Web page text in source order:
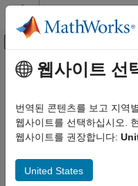
콘텐츠로 바로 가기
오프캔버스 탐
리소스
상태
주요 콘텐츠
웹사이트 선
번역된 콘텐츠를 보고 지역
웹사이트를 선택하십시오.
웹사이트를 권장합니다:
United States